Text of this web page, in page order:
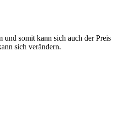
somit kann sich auch der Preis
sich verändern.